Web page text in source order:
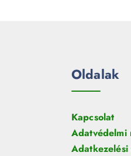
Oldalak
Kapcsolat
Adatvédelmi